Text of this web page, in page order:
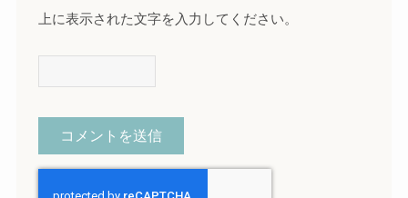
上に表示された文字を入力してください。